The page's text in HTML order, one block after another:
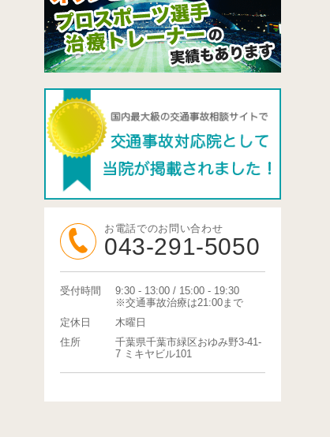
お電話でのお問い合わせ
043-291-5050
受付時間
9:30 - 13:00 / 15:00 - 19:30
※交通事故治療は21:00まで
定休日
木曜日
住所
千葉県千葉市緑区おゆみ野3-41-
7 ミキヤビル101